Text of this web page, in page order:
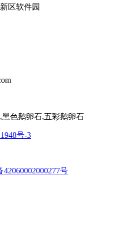
区软件园
色鹅卵石,五彩鹅卵石
号-3
号